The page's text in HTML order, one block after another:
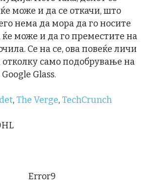
може и да се откачи, што
нема да мора да го носите
ќе може и да го преместите на
Се на се, ова повеќе личи
само подобрување на
Glass.
, The Verge, TechCrunch
Error9